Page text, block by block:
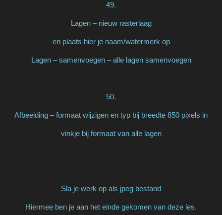
49.
Lagen – nieuw rasterlaag
en plaats hier je naam/watermerk op
Lagen – samenvoegen – alle lagen samenvoegen
50.
Afbeelding – formaat wijzigen en typ bij breedte 850 pixels in
vinkje bij formaat van alle lagen
Sla je werk op als jpeg bestand
Hiermee ben je aan het einde gekomen van deze les.